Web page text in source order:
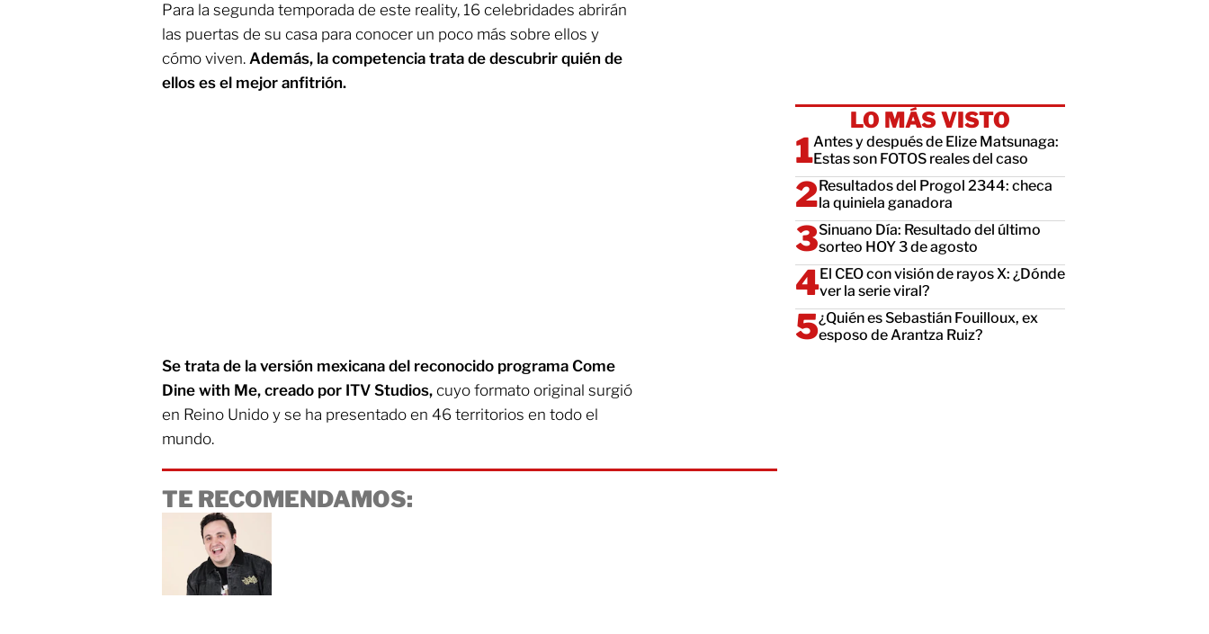
Para la segunda temporada de este reality, 16 celebridades abrirán
las puertas de su casa para conocer un poco más sobre ellos y
cómo viven. Además, la competencia trata de descubrir quién de
ellos es el mejor anfitrión.
Se trata de la versión mexicana del reconocido programa Come
Dine with Me, creado por ITV Studios, cuyo formato original surgió
en Reino Unido y se ha presentado en 46 territorios en todo el
mundo.
TE RECOMENDAMOS:
LO MÁS VISTO
Antes y después de Elize Matsunaga:
Estas son FOTOS reales del caso
Resultados del Progol 2344: checa
la quiniela ganadora
Sinuano Día: Resultado del último
sorteo HOY 3 de agosto
El CEO con visión de rayos X: ¿Dónde
ver la serie viral?
¿Quién es Sebastián Fouilloux, ex
esposo de Arantza Ruiz?